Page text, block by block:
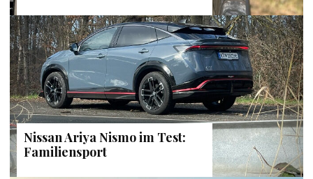
Nissan Ariya Nismo im Test:
Familiensport